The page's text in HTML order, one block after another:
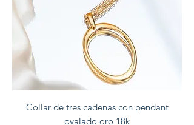
Collar de tres cadenas con pendant
ovalado oro 18k